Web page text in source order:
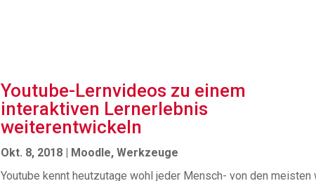
Youtube-Lernvideos zu einem
interaktiven Lernerlebnis
weiterentwickeln
Okt. 8, 2018 | Moodle,Werkzeuge
Youtube kennt heutzutage wohl jeder Mensch- von den meisten